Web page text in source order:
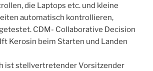
die Laptops etc. und kleine
automatisch kontrollieren,
CDM- Collaborative Decision
Kerosin beim Starten und Landen
ist stellvertretender Vorsitzender